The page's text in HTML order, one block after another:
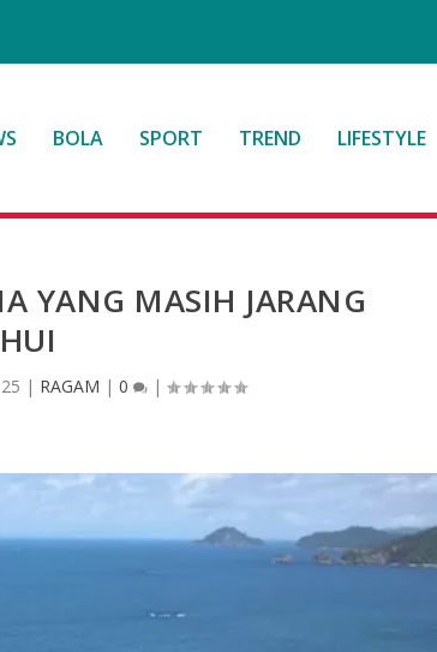
BOLA SPORT TREND LIFESTYLE
YANG MASIH JARANG
| RAGAM |0 |